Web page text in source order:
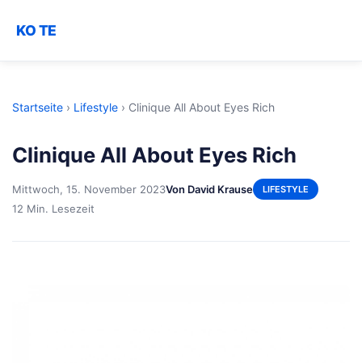
KO TE
Startseite › Lifestyle › Clinique All About Eyes Rich
Clinique All About Eyes Rich
Mittwoch, 15. November 2023Von David Krause LIFESTYLE
12 Min. Lesezeit